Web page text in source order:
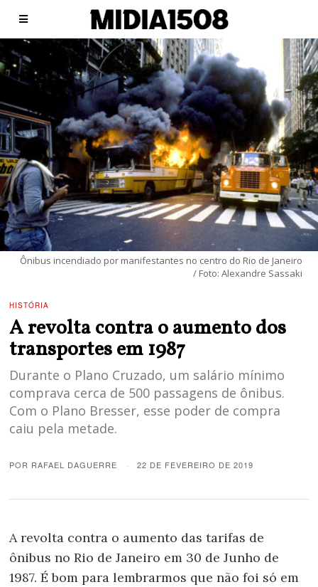
Ônibus incendiado por manifestantes no centro do Rio de Janeiro
/ Foto: Alexandre Sassaki
HISTÓRIA
A revolta contra o aumento dos
transportes em 1987
Durante o Plano Cruzado, um salário mínimo
comprava cerca de 500 passagens de ônibus.
Com o Plano Bresser, esse poder de compra
caiu pela metade.
POR RAFAEL DAGUERRE 22 DE FEVEREIRO DE 2019
A revolta contra o aumento das tarifas de
ônibus no Rio de Janeiro em 30 de Junho de
1987. É bom para lembrarmos que não foi só em